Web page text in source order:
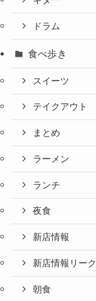
ドラム
食べ歩き
スイーツ
テイクアウト
まとめ
ラーメン
ランチ
夜食
新店情報
新店情報リーク
朝食